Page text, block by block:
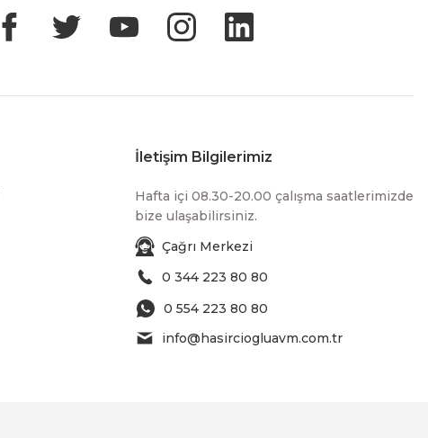
İletişim Bilgilerimiz
Hafta içi 08.30-20.00 çalışma saatlerimizde
bize ulaşabilirsiniz.
Çağrı Merkezi
0 344 223 80 80
0 554 223 80 80
info@hasirciogluavm.com.tr